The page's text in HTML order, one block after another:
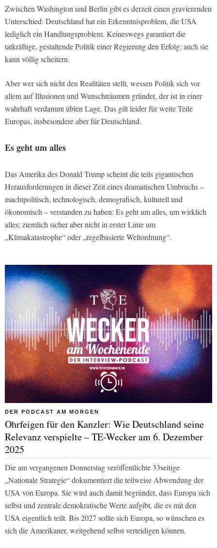
Zwischen Washington und Berlin gibt es derzeit einen gravierenden
Unterschied: Deutschland hat ein Erkenntnisproblem, die USA
lediglich ein Handlungsproblem. Keineswegs garantiert die
tatkräftige, gestaltende Politik einer Regierung den Erfolg; auch sie
kann völlig scheitern.
Aber wer sich nicht den Realitäten stellt, wessen Politik sich vor
allem auf Illusionen und Wunschträumen gründet, der ist in einer
wahrhaft verdammt üblen Lage. Das gilt leider für weite Teile
Europas, insbesondere aber für Deutschland.
Es geht um alles
Das Amerika des Donald Trump scheint die teils gigantischen
Herausforderungen in dieser Zeit eines dramatischen Umbruchs –
machtpolitisch, technologisch, demografisch, kulturell und
ökonomisch – verstanden zu haben: Es geht um alles, um wirklich
alles; ziemlich sicher aber nicht in erster Linie um
„Klimakatastrophe“ oder „regelbasierte Weltordnung“.
DER PODCAST AM MORGEN
Ohrfeigen für den Kanzler: Wie Deutschland seine
Relevanz verspielte – TE-Wecker am 6. Dezember
2025
Die am vergangenen Donnerstag veröffentlichte 33seitige
„Nationale Strategie“ dokumentiert die teilweise Abwendung der
USA von Europa. Sie wird auch damit begründet, dass Europa sich
selbst und zentrale demokratische Werte aufgibt, die es mit den
USA eigentlich teilt. Bis 2027 sollte sich Europa, so wünschen es
sich die Amerikaner, weitgehend selbst verteidigen können.